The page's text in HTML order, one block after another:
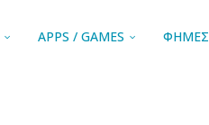
APPS / GAMES ΦΗΜΕΣ